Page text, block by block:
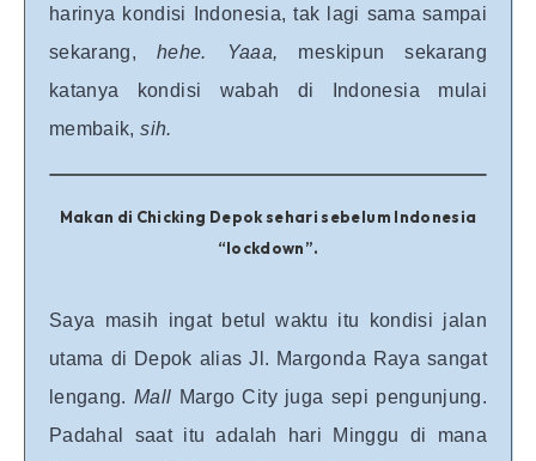
harinya kondisi Indonesia, tak lagi sama sampai
sekarang,hehe. Yaaa, meskipun sekarang
katanya kondisi wabah di Indonesia mulai
membaik,sih.
Makan di Chicking Depok sehari sebelum Indonesia
“lockdown”.
Saya masih ingat betul waktu itu kondisi jalan
utama di Depok alias Jl. Margonda Raya sangat
lengang. Mall Margo City juga sepi pengunjung.
Padahal saat itu adalah hari Minggu di mana